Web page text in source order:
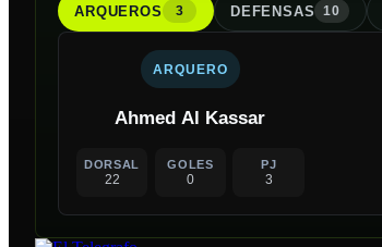
ARQUEROS 3 DEFENSAS 10
ARQUERO
Ahmed Al Kassar
DORSAL
22
GOLES
0
PJ
3